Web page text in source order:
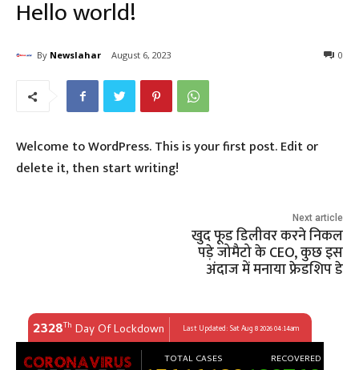
Hello world!
By Newslahar August 6, 2023 0
Welcome to WordPress. This is your first post. Edit or
delete it, then start writing!
Next article
खुद फूड डिलीवर करने निकल
पड़े जोमैटो के CEO, कुछ इस
अंदाज में मनाया फ्रेडशिप डे